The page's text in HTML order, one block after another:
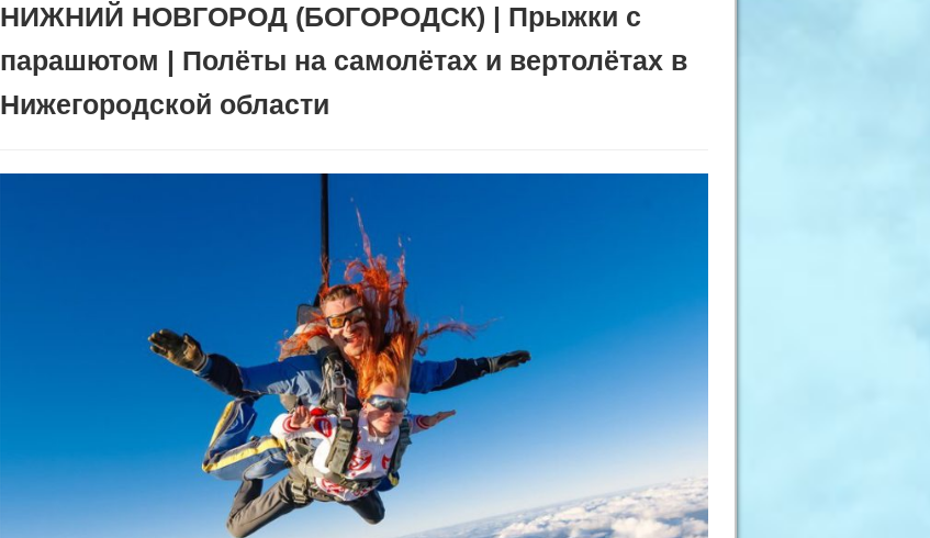
НИЖНИЙ НОВГОРОД (БОГОРОДСК) | Прыжки с
парашютом | Полёты на самолётах и вертолётах в
Нижегородской области